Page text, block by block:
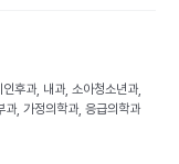
인후과, 내과, 소아청소년과,
과, 가정의학과, 응급의학과